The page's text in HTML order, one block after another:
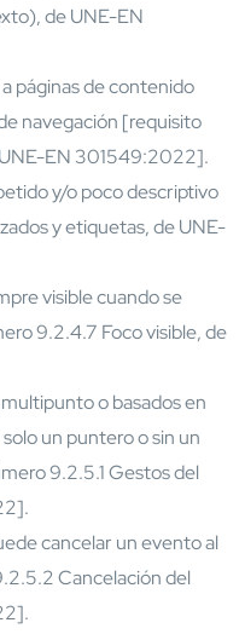
de UNE-EN
páginas de contenido
navegación [requisito
EN 301549:2022].
y/o poco descriptivo
y etiquetas, de UNE-
visible cuando se
9.2.4.7 Foco visible, de
o basados en
un puntero o sin un
9.2.5.1 Gestos del
cancelar un evento al
Cancelación del